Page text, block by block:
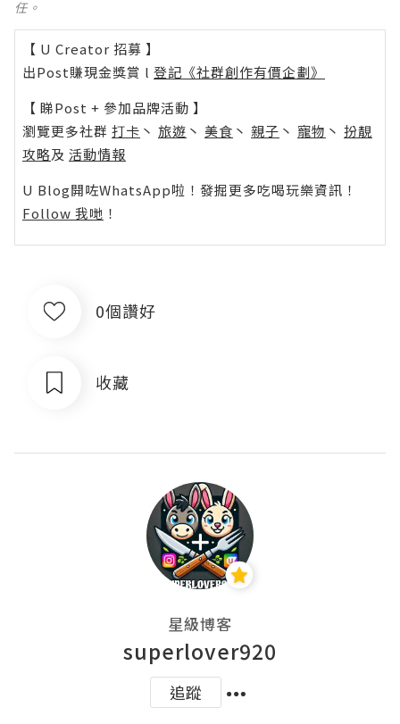
任。
【 U Creator 招募 】
出Post賺現金獎賞 l 登記《社群創作有價企劃》
【 睇Post + 參加品牌活動 】
瀏覽更多社群 打卡 丶 旅遊 丶 美食 丶 親子 丶 寵物 丶 扮靚
攻略及 活動情報
U Blog開咗WhatsApp啦！發掘更多吃喝玩樂資訊！
Follow 我哋 ！
0個讚好
收藏
星級博客
superlover920
追蹤